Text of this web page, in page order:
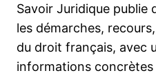
Savoir Juridique publie
les démarches,
du droit français, avec
informations concrètes